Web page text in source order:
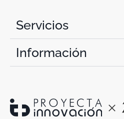
Servicios
Información